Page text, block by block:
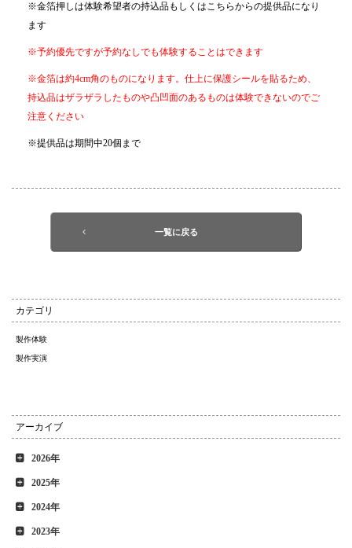
※金箔押しは体験希望者の持込品もしくはこちらからの提供品になり
ます
※予約優先ですが予約なしでも体験することはできます
※金箔は約4cm角のものになります。仕上に保護シールを貼るため、
持込品はザラザラしたものや凸凹面のあるものは体験できないのでご
注意ください
※提供品は期間中20個まで
一覧に戻る
カテゴリ
製作体験
製作実演
アーカイブ
2026年
2025年
2024年
2023年